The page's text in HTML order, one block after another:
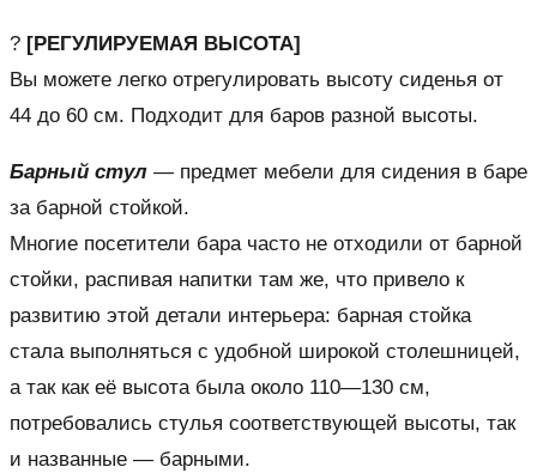
? [РЕГУЛИРУЕМАЯ ВЫСОТА]
Вы можете легко отрегулировать высоту сиденья от
44 до 60 см. Подходит для баров разной высоты.
Барный стул — предмет мебели для сидения в баре
за барной стойкой.
Многие посетители бара часто не отходили от барной
стойки, распивая напитки там же, что привело к
развитию этой детали интерьера: барная стойка
стала выполняться с удобной широкой столешницей,
а так как её высота была около 110—130 см,
потребовались стулья соответствующей высоты, так
и названные — барными.